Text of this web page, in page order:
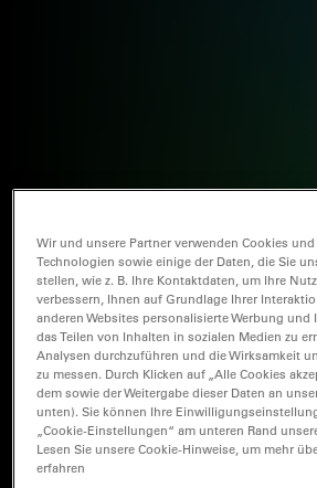
Wir und unsere Partner verwenden Cookies und
Technologien sowie einige der Daten, die Sie
stellen, wie z. B. Ihre Kontaktdaten, um Ihre
verbessern, Ihnen auf Grundlage Ihrer
anderen Websites personalisierte Werbung und
das Teilen von Inhalten in sozialen Medien zu
Analysen durchzuführen und die Wirksamkeit
zu messen. Durch Klicken auf „Alle Cookies
dem sowie der Weitergabe dieser Daten an
unten). Sie können Ihre
„Cookie-Einstellungen“ am unteren Rand
Lesen Sie unsere Cookie-Hinweise, um mehr
erfahren